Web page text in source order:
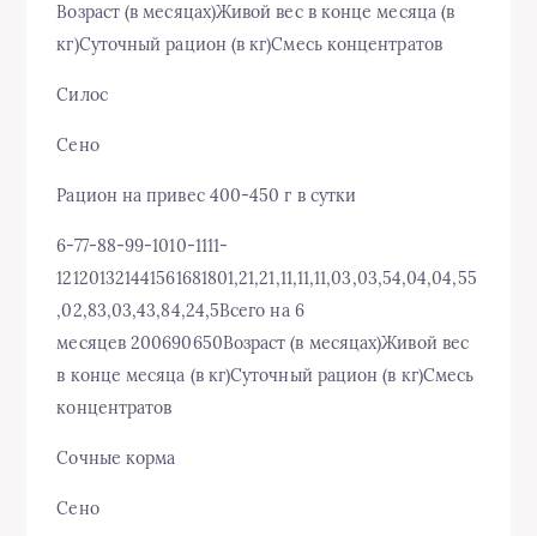
Возраст (в месяцах)Живой вес в конце месяца (в
кг)Суточный рацион (в кг)Смесь концентратов
Силос
Сено
Рацион на привес 400-450 г в сутки
6-77-88-99-1010-1111-
121201321441561681801,21,21,11,11,11,03,03,54,04,04,55
,02,83,03,43,84,24,5Всего на 6
месяцев 200690650Возраст (в месяцах)Живой вес
в конце месяца (в кг)Суточный рацион (в кг)Смесь
концентратов
Сочные корма
Сено